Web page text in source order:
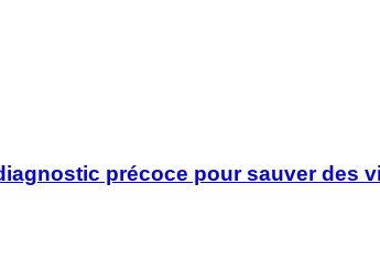
précoce pour sauver des